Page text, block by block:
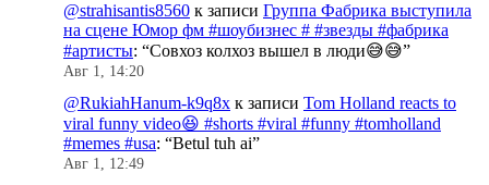
@strahisantis8560 к записи Группа Фабрика выступила
на сцене Юмор фм #шоубизнес # #звезды #фабрика
#артисты: “Совхоз колхоз вышел в люди😅😅”
Авг 1, 14:20
@RukiahHanum-k9q8x к записи Tom Holland reacts to
viral funny video😆 #shorts #viral #funny #tomholland
#memes #usa: “Betul tuh ai”
Авг 1, 12:49